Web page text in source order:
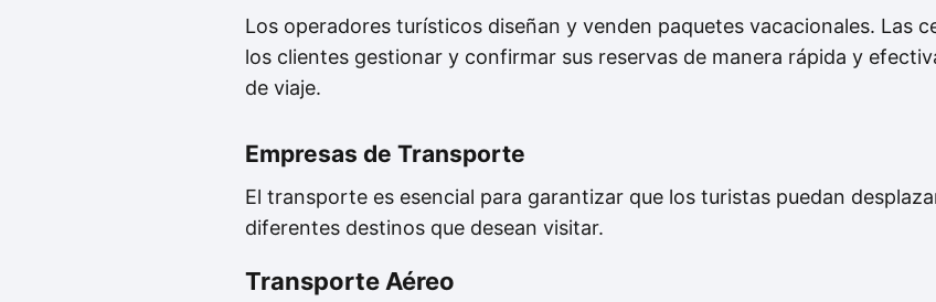
Los operadores turísticos diseñan y venden paquetes vacacionales. Las
los clientes gestionar y confirmar sus reservas de manera rápida y
de viaje.
Empresas de Transporte
El transporte es esencial para garantizar que los turistas puedan
diferentes destinos que desean visitar.
Transporte Aéreo